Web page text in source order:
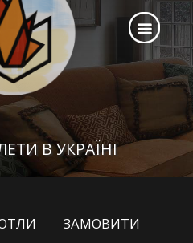
В УКРАЇНІ
ЗАМОВИТИ